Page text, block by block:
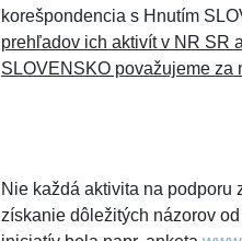
korešpondencia s Hnutím
prehľadov ich aktivít v NR SR
SLOVENSKO považujeme za
Nie každá aktivita na
získanie dôležitých názorov